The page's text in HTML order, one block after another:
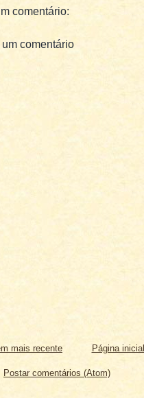
comentário:
um comentário
mais recente Página inicial
Postar comentários (Atom)